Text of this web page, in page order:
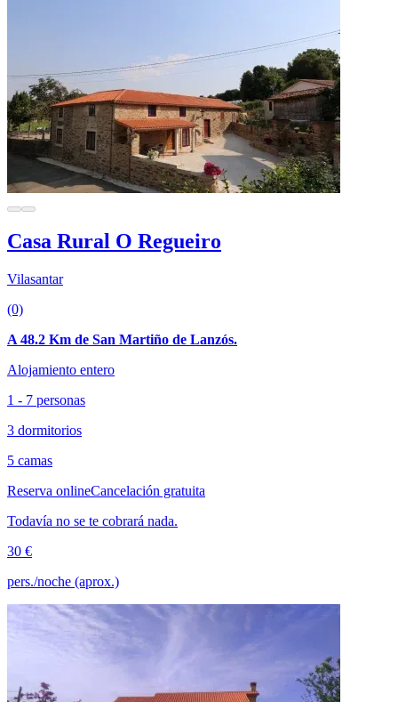
Casa Rural O Regueiro
Vilasantar
(0)
A 48.2 Km de San Martiño de Lanzós.
Alojamiento entero
1 - 7 personas
3 dormitorios
5 camas
Reserva onlineCancelación gratuita
Todavía no se te cobrará nada.
30 €
pers./noche (aprox.)